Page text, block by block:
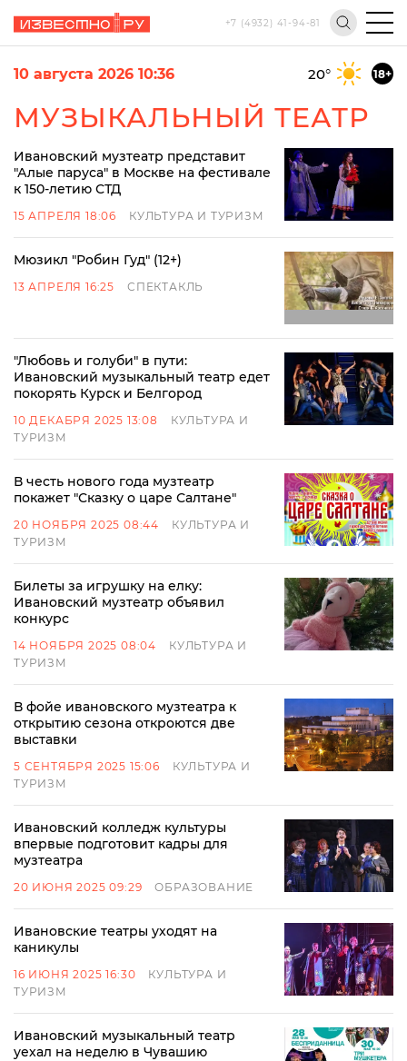
+7 (4932) 41-94-81
10 августа 2026 10:36 20° 18+
МУЗЫКАЛЬНЫЙ ТЕАТР
Ивановский музтеатр представит
"Алые паруса" в Москве на фестивале
к 150-летию СТД
15 АПРЕЛЯ 18:06 КУЛЬТУРА И ТУРИЗМ
Мюзикл "Робин Гуд" (12+)
13 АПРЕЛЯ 16:25 СПЕКТАКЛЬ
"Любовь и голуби" в пути:
Ивановский музыкальный театр едет
покорять Курск и Белгород
10 ДЕКАБРЯ 2025 13:08
КУЛЬТУРА И
ТУРИЗМ
В честь нового года музтеатр
покажет "Сказку о царе Салтане"
20 НОЯБРЯ 2025 08:44
КУЛЬТУРА И
ТУРИЗМ
Билеты за игрушку на елку:
Ивановский музтеатр объявил
конкурс
14 НОЯБРЯ 2025 08:04
КУЛЬТУРА И
ТУРИЗМ
В фойе ивановского музтеатра к
открытию сезона откроются две
выставки
5 СЕНТЯБРЯ 2025 15:06
КУЛЬТУРА И
ТУРИЗМ
Ивановский колледж культуры
впервые подготовит кадры для
музтеатра
20 ИЮНЯ 2025 09:29 ОБРАЗОВАНИЕ
Ивановские театры уходят на
каникулы
16 ИЮНЯ 2025 16:30
КУЛЬТУРА И
ТУРИЗМ
Ивановский музыкальный театр
уехал на неделю в Чувашию